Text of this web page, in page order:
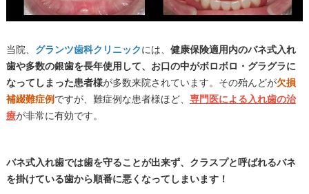
当院、 グランツ歯科クリニックには、 健康保険適用内のバネ式入れ
歯や多数の銀歯を長年使用して、お口の中がボロボロ・グラグラに
なってしまった患者様が多数来院されています。その殆んどが欠損
補綴難症例ですが、難症例な患者様ほど、 専門医による入れ歯の治
療が非常に有効です。
バネ式入れ歯では歯を守ることが出来ず、クラスプと呼ばれるバネ
を掛けている歯から順番に悪くなってしまいます！